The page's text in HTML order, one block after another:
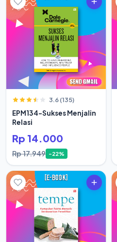
3.6 (135)
EPM134-Sukses Menjalin
Relasi
Rp 14.000
Rp 17.949 -22%